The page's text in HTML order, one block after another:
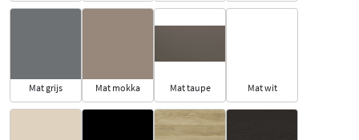
Mat grijs Mat mokka Mat taupe Mat wit